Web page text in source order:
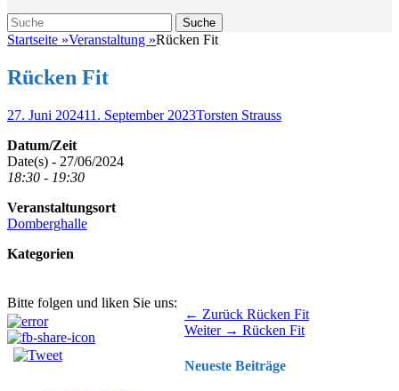
Suche
Suche
nach:
Startseite »Veranstaltung »Rücken Fit
Rücken Fit
Veröffentlicht
27. Juni 202411. September 2023Autor
Torsten Strauss
Datum/Zeit
Date(s) - 27/06/2024
18:30 - 19:30
Veranstaltungsort
Domberghalle
Kategorien
Bitte folgen und liken Sie uns:
Beitragsnavigation ← Zurück Vorhergehender
Beitrag:
Rücken Fit
Weiter → Nächster
Rücken Fit
Neueste Beiträge